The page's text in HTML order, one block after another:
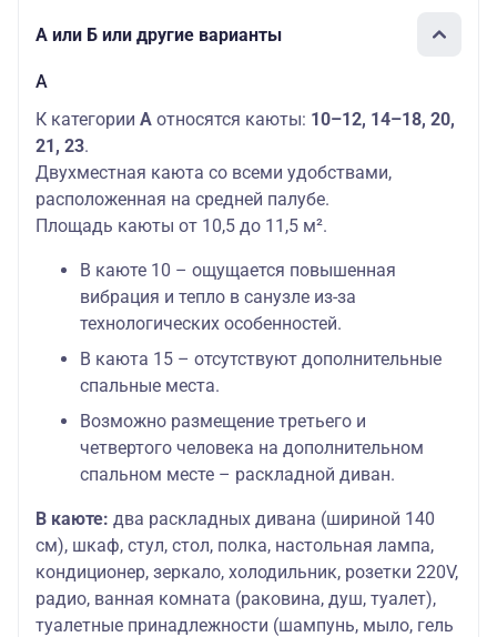
А или Б или другие варианты
А
К категории А относятся каюты: 10–12, 14–18, 20,
21, 23.
Двухместная каюта со всеми удобствами,
расположенная на средней палубе.
Площадь каюты от 10,5 до 11,5 м².
В каюте 10 – ощущается повышенная
вибрация и тепло в санузле из-за
технологических особенностей.
В каюта 15 – отсутствуют дополнительные
спальные места.
Возможно размещение третьего и
четвертого человека на дополнительном
спальном месте – раскладной диван.
В каюте: два раскладных дивана (шириной 140
см), шкаф, стул, стол, полка, настольная лампа,
кондиционер, зеркало, холодильник, розетки 220V,
радио, ванная комната (раковина, душ, туалет),
туалетные принадлежности (шампунь, мыло, гель